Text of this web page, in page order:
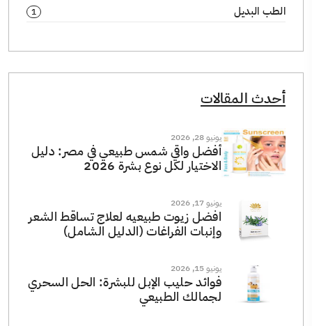
الطب البديل 1
أحدث المقالات
يونيو 28, 2026
أفضل واقي شمس طبيعي في مصر: دليل
الاختيار لكل نوع بشرة 2026
يونيو 17, 2026
افضل زيوت طبيعيه لعلاج تساقط الشعر
وإنبات الفراغات (الدليل الشامل)
يونيو 15, 2026
فوائد حليب الإبل للبشرة: الحل السحري
لجمالك الطبيعي